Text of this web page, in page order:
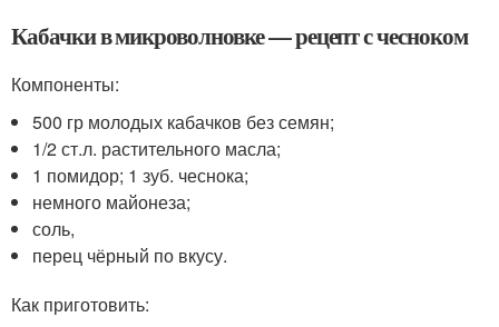
Кабачки в микроволновке — рецепт с чесноком
Компоненты:
500 гр молодых кабачков без семян;
1/2 ст.л. растительного масла;
1 помидор; 1 зуб. чеснока;
немного майонеза;
соль,
перец чёрный по вкусу.
Как приготовить: